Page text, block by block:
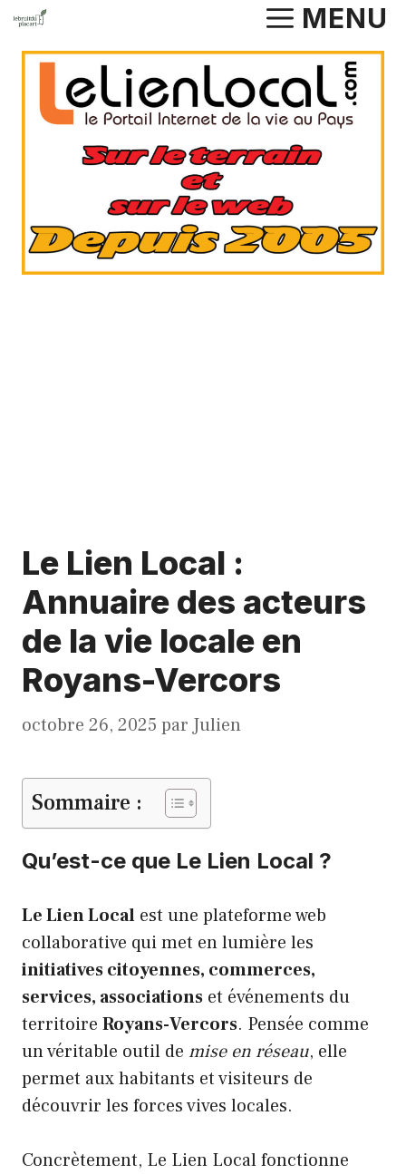
Aller
contenu
MENU
Le Lien Local :
Annuaire des acteurs
de la vie locale en
Royans-Vercors
octobre 26, 2025 parJulien
Sommaire :
Qu’est-ce que Le Lien Local ?
Le Lien Local est une plateforme web
collaborative qui met en lumière les
initiatives citoyennes, commerces,
services, associations et événements du
territoire Royans-Vercors. Pensée comme
un véritable outil de mise en réseau, elle
permet aux habitants et visiteurs de
découvrir les forces vives locales.
Concrètement, Le Lien Local fonctionne